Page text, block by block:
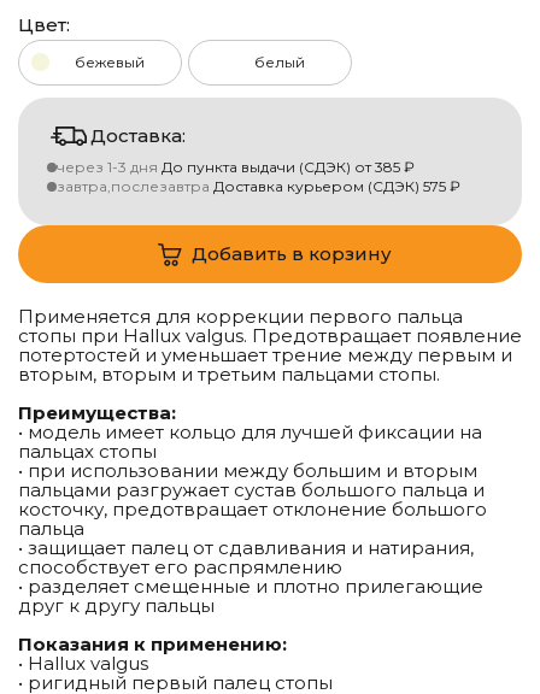
Цвет:
бежевый белый
Доставка:
через 1-3 дня До пункта выдачи (СДЭК) от385 ₽
завтра,послезавтра Доставка курьером (СДЭК) 575 ₽
Добавить в корзину
Применяется для коррекции первого пальца
стопы при Hallux valgus. Предотвращает появление
потертостей и уменьшает трение между первым и
вторым, вторым и третьим пальцами стопы.
Преимущества:
• модель имеет кольцо для лучшей фиксации на
пальцах стопы
• при использовании между большим и вторым
пальцами разгружает сустав большого пальца и
косточку, предотвращает отклонение большого
пальца
• защищает палец от сдавливания и натирания,
способствует его распрямлению
• разделяет смещенные и плотно прилегающие
друг к другу пальцы
Показания к применению:
• Hallux valgus
• ригидный первый палец стопы